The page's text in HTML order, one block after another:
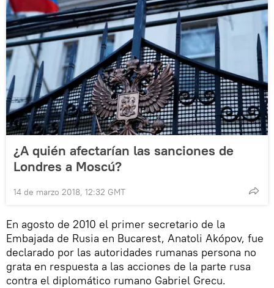
¿A quién afectarían las sanciones de
Londres a Moscú?
14 de marzo 2018, 12:32 GMT
En agosto de 2010 el primer secretario de la
Embajada de Rusia en Bucarest, Anatoli Akópov, fue
declarado por las autoridades rumanas persona no
grata en respuesta a las acciones de la parte rusa
contra el diplomático rumano Gabriel Grecu.